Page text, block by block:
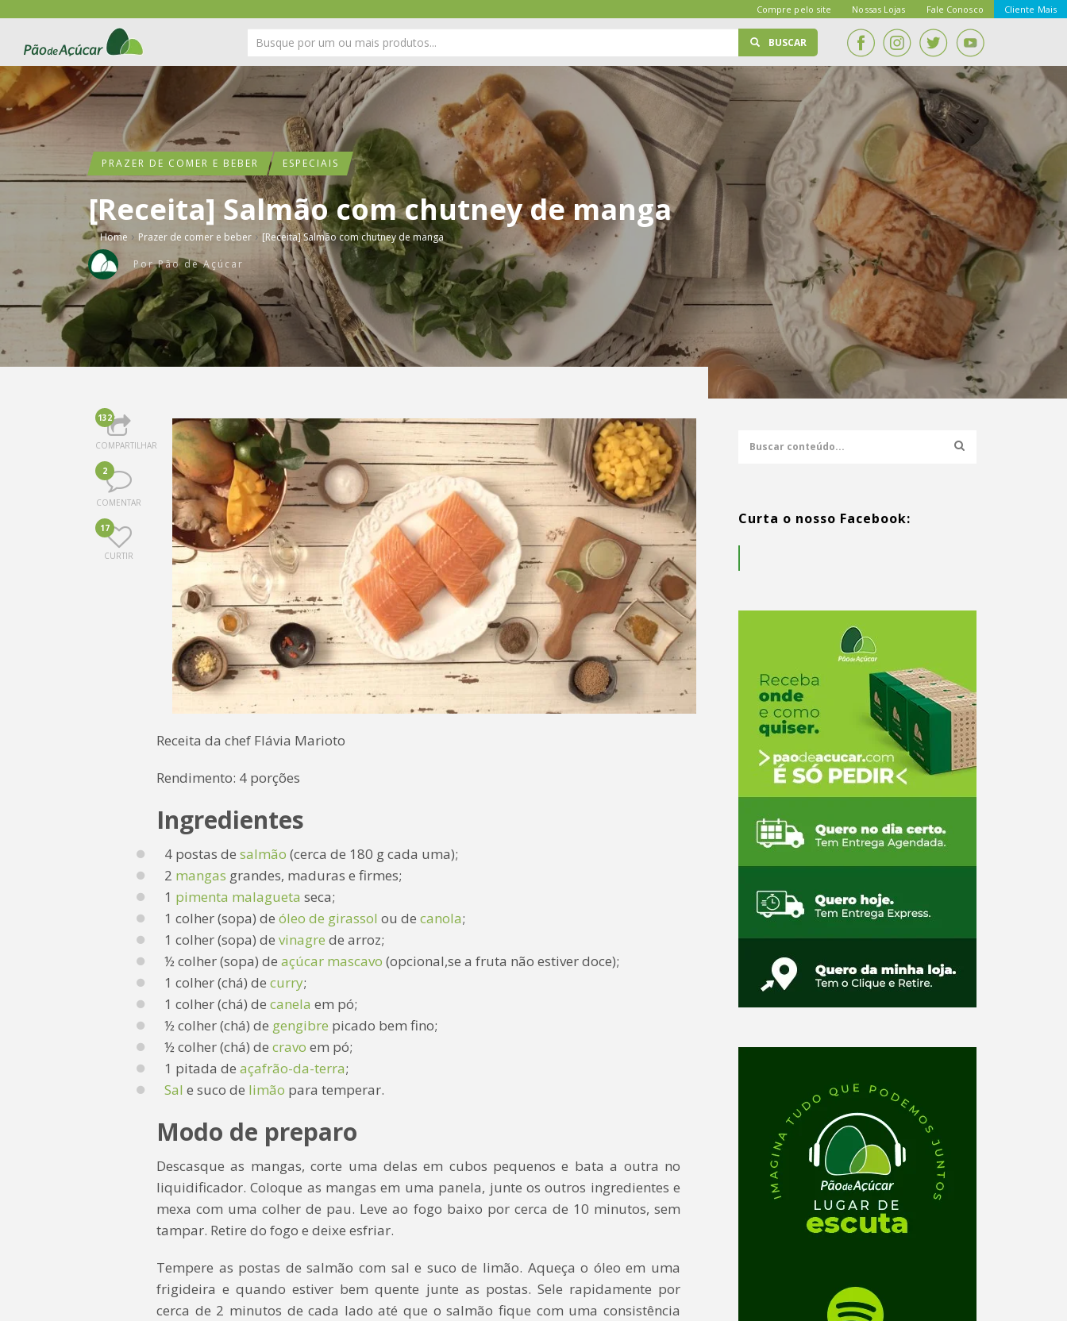
Compre pelo site Nossas Lojas Fale Conosco Cliente Mais
BUSCAR
PRAZER DE COMER E BEBER ESPECIAIS
[Receita] Salmão com chutney de manga
Home › Prazer de comer e beber › [Receita] Salmão com chutney de manga
PorPão de Açúcar
132
COMPARTILHAR
2
COMENTAR
17
CURTIR
Receita da chef Flávia Marioto
Rendimento: 4 porções
Ingredientes
4 postas de salmão (cerca de 180 g cada uma);
2 mangas grandes, maduras e firmes;
1 pimenta malagueta seca;
1 colher (sopa) de óleo de girassol ou de canola;
1 colher (sopa) de vinagre de arroz;
½ colher (sopa) de açúcar mascavo (opcional,se a fruta não estiver doce);
1 colher (chá) de curry;
1 colher (chá) de canela em pó;
½ colher (chá) de gengibre picado bem fino;
½ colher (chá) de cravo em pó;
1 pitada de açafrão-da-terra;
Sal e suco de limão para temperar.
Modo de preparo
Descasque as mangas, corte uma delas em cubos pequenos e bata a outra no
liquidificador. Coloque as mangas em uma panela, junte os outros ingredientes e
mexa com uma colher de pau. Leve ao fogo baixo por cerca de 10 minutos, sem
tampar. Retire do fogo e deixe esfriar.
Tempere as postas de salmão com sal e suco de limão. Aqueça o óleo em uma
frigideira e quando estiver bem quente junte as postas. Sele rapidamente por
cerca de 2 minutos de cada lado até que o salmão fique com uma consistência
Curta o nosso Facebook: